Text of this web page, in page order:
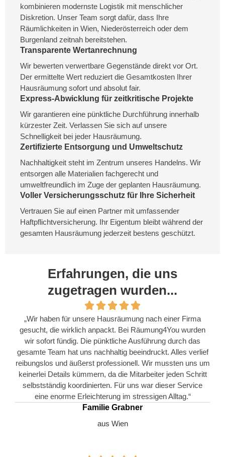
kombinieren modernste Logistik mit menschlicher
Diskretion. Unser Team sorgt dafür, dass Ihre
Räumlichkeiten in Wien, Niederösterreich oder dem
Burgenland zeitnah bereitstehen.
Transparente Wertanrechnung
Wir bewerten verwertbare Gegenstände direkt vor Ort.
Der ermittelte Wert reduziert die Gesamtkosten Ihrer
Hausräumung sofort und absolut fair.
Express-Abwicklung für zeitkritische Projekte
Wir garantieren eine pünktliche Durchführung innerhalb
kürzester Zeit. Verlassen Sie sich auf unsere
Schnelligkeit bei jeder Hausräumung.
Zertifizierte Entsorgung und Umweltschutz
Nachhaltigkeit steht im Zentrum unseres Handelns. Wir
entsorgen alle Materialien fachgerecht und
umweltfreundlich im Zuge der geplanten Hausräumung.
Voller Versicherungsschutz für Ihre Sicherheit
Vertrauen Sie auf einen Partner mit umfassender
Haftpflichtversicherung. Ihr Eigentum bleibt während der
gesamten Hausräumung jederzeit bestens geschützt.
Erfahrungen, die uns
zugetragen wurden...
„Wir haben für unsere Hausräumung nach einer Firma
gesucht, die wirklich anpackt. Bei Räumung4You wurden
wir sofort fündig. Die pünktliche Ausführung durch das
gesamte Team hat uns nachhaltig beeindruckt. Alles verlief
reibungslos und äußerst professionell. Wir mussten uns um
keinerlei Details kümmern, da die Mitarbeiter jeden Schritt
selbstständig koordinierten. Für uns war dieser Service
eine enorme Erleichterung im stressigen Alltag.“
Familie Grabner
aus Wien